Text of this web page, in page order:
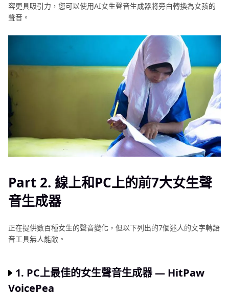
容更具吸引力，您可以使用AI女生聲音生成器將旁白轉換為女孩的
聲音。
Part 2. 線上和PC上的前7大女生聲
音生成器
正在提供數百種女生的聲音變化，但以下列出的7個迷人的文字轉語
音工具無人能敵。
1. PC上最佳的女生聲音生成器 — HitPaw
VoicePea